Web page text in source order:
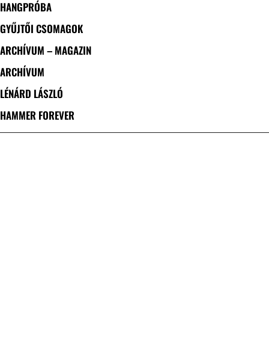
HANGPRÓBA
GYŰJTŐI CSOMAGOK
ARCHÍVUM – MAGAZIN
ARCHÍVUM
LÉNÁRD LÁSZLÓ
HAMMER FOREVER